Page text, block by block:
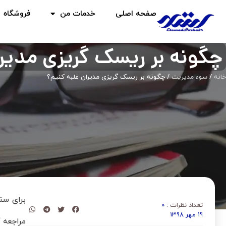
صفحه اصلی خدمات من فروشگاه
چگونه بر ریسک گریزی
خانه /سوء مدیریت/ چگونه بر ریسک گریزی مدیران غلبه کنیم؟
تعداد نظرات : 0
19 مهر 1398
برای